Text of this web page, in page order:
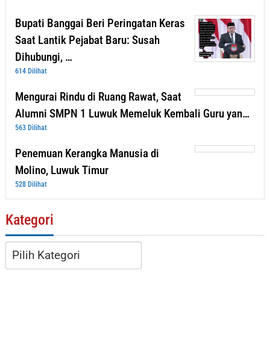
Bupati Banggai Beri Peringatan Keras
Saat Lantik Pejabat Baru: Susah
Dihubungi, …
614 Dilihat
Mengurai Rindu di Ruang Rawat, Saat
Alumni SMPN 1 Luwuk Memeluk Kembali Guru yan…
563 Dilihat
Penemuan Kerangka Manusia di
Molino, Luwuk Timur
528 Dilihat
Kategori
Kategori